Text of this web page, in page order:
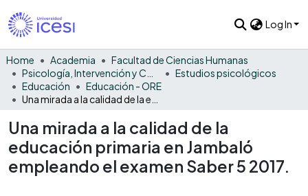
Log In
Home Academia
Facultad de Ciencias Humanas
Estudios psicológicos
Educación
Educación - ORE
Una mirada a la calidad de la
educación primaria en Jambaló
empleando el examen Saber 5 2017.